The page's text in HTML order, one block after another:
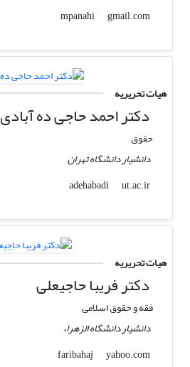
mpanahi
gmail.com
هیات تحریریه
دکتر احمد حاجی ده آبادی
حقوق
دانشیار دانشگاه تهران
adehabadi
ut.ac.ir
هیات تحریریه
دکتر فریبا حاجیعلی
فقه و حقوق اسلامی
دانشیار دانشگاه الزهراء
faribahaj
yahoo.com